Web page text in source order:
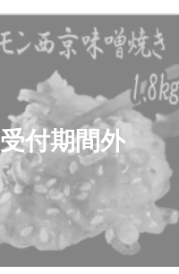
受付期間外